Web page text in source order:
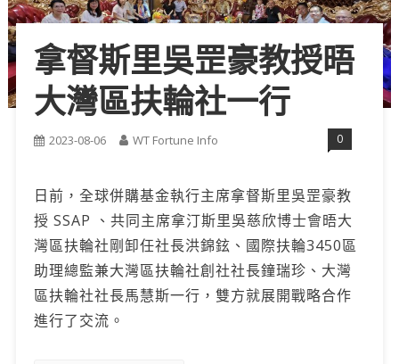
拿督斯里吳罡豪教授晤
大灣區扶輪社一行
2023-08-06 WT Fortune Info 0
日前，全球併購基金執行主席拿督斯里吳罡豪教
授 SSAP 、共同主席拿汀斯里吳慈欣博士會晤大
灣區扶輪社剛卸任社長洪錦鉉、國際扶輪3450區
助理總監兼大灣區扶輪社創社社長鐘瑞珍、大灣
區扶輪社社長馬慧斯一行，雙方就展開戰略合作
進行了交流。